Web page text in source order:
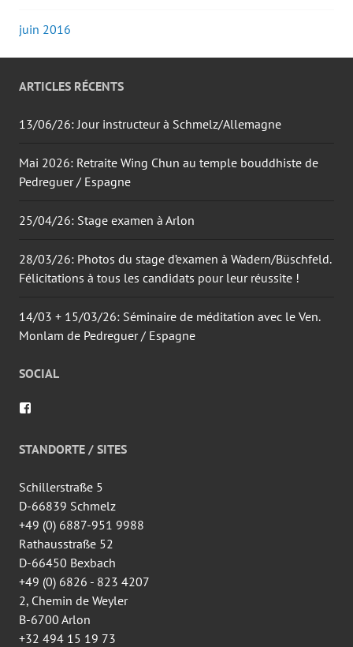
juin 2016
ARTICLES RÉCENTS
13/06/26: Jour instructeur à Schmelz/Allemagne
Mai 2026: Retraite Wing Chun au temple bouddhiste de
Pedreguer / Espagne
25/04/26: Stage examen à Arlon
28/03/26: Photos du stage d’examen à Wadern/Büschfeld.
Félicitations à tous les candidats pour leur réussite !
14/03 + 15/03/26: Séminaire de méditation avec le Ven.
Monlam de Pedreguer / Espagne
SOCIAL
de
wingtsun.arlon
Facebook
STANDORTE / SITES
Schillerstraße 5
D-66839 Schmelz
+49 (0) 6887-951 9988
Rathausstraße 52
D-66450 Bexbach
+49 (0) 6826 - 823 4207
2, Chemin de Weyler
B-6700 Arlon
+32 494 15 19 73